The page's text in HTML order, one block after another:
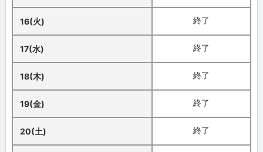
16(火) 終了
17(水) 終了
18(木) 終了
19(金) 終了
20(土) 終了